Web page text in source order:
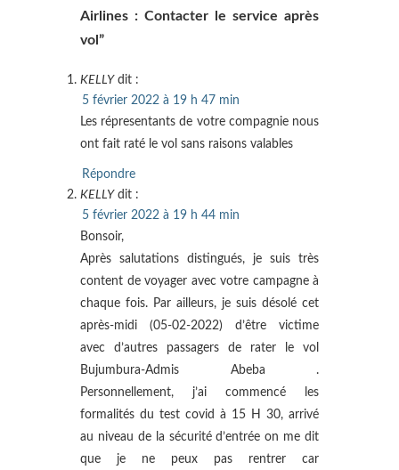
Airlines : Contacter le service après
vol”
KELLY dit :
5 février 2022 à 19 h 47 min
Les répresentants de votre compagnie nous
ont fait raté le vol sans raisons valables
Répondre
KELLY dit :
5 février 2022 à 19 h 44 min
Bonsoir,
Après salutations distingués, je suis très
content de voyager avec votre campagne à
chaque fois. Par ailleurs, je suis désolé cet
après-midi (05-02-2022) d’être victime
avec d’autres passagers de rater le vol
Bujumbura-Admis Abeba .
Personnellement, j’ai commencé les
formalités du test covid à 15 H 30, arrivé
au niveau de la sécurité d’entrée on me dit
que je ne peux pas rentrer car